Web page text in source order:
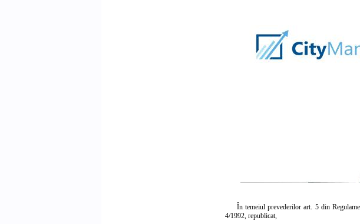
În temeiul prevederilor art. 5 din
4/1992, republicat,